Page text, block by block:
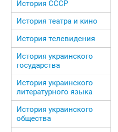
История СССР
История театра и кино
История телевидения
История украинского
государства
История украинского
литературного языка
История украинского
общества